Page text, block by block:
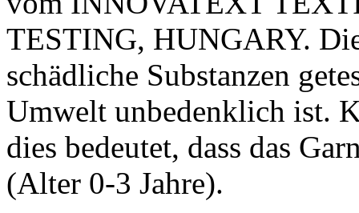
TESTING, HUNGARY.
schädliche Substanzen
Umwelt unbedenklich ist.
dies bedeutet, dass das
(Alter 0-3 Jahre).